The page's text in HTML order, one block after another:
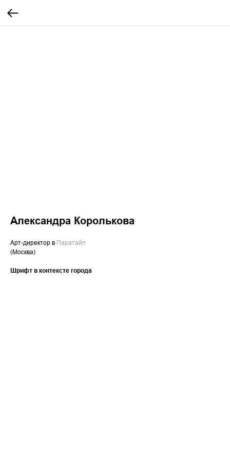
Александра Королькова
Арт-директор в Паратайп
(Москва)
Шрифт в контексте города